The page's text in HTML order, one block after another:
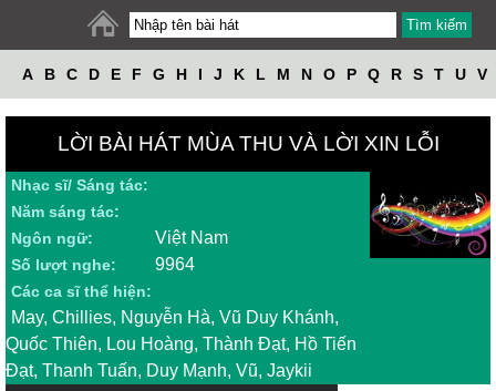
A B C D E F G H I J K L M N O P Q R S T U V
LỜI BÀI HÁT MÙA THU VÀ LỜI XIN LỖI
Nhạc sĩ/ Sáng tác:
Năm sáng tác:
Ngôn ngữ:
Việt Nam
Số lượt nghe: 9964
Các ca sĩ thể hiện:
May, Chillies, Nguyễn Hà, Vũ Duy Khánh,
Quốc Thiên, Lou Hoàng, Thành Đạt, Hồ Tiến
Đạt, Thanh Tuấn, Duy Mạnh, Vũ, Jaykii